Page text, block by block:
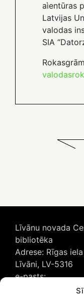
aìentūras
Latvijas
valodas
SIA
Līvānu novada
bibliotēka
Adrese: Rīgas iela
Līvāni, LV-5316
e-pasts: